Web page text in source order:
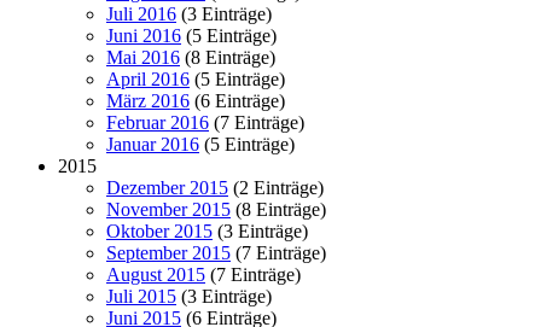
Juli 2016 (3 Einträge)
Juni 2016 (5 Einträge)
Mai 2016 (8 Einträge)
April 2016 (5 Einträge)
März 2016 (6 Einträge)
Februar 2016 (7 Einträge)
Januar 2016 (5 Einträge)
2015
Dezember 2015 (2 Einträge)
November 2015 (8 Einträge)
Oktober 2015 (3 Einträge)
September 2015 (7 Einträge)
August 2015 (7 Einträge)
Juli 2015 (3 Einträge)
Juni 2015 (6 Einträge)